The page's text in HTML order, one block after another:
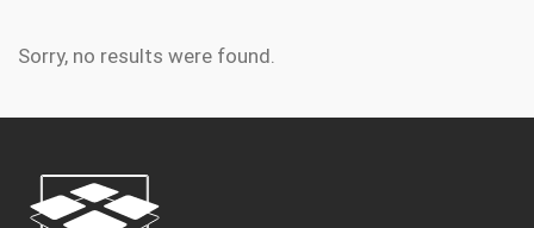
Sorry, no results were found.